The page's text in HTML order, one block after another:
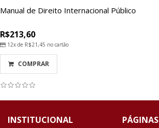
Manual de Direito Internacional Público
R$213,60
12x de R$21,45 no cartão
COMPRAR
INSTITUCIONAL PÁGINAS